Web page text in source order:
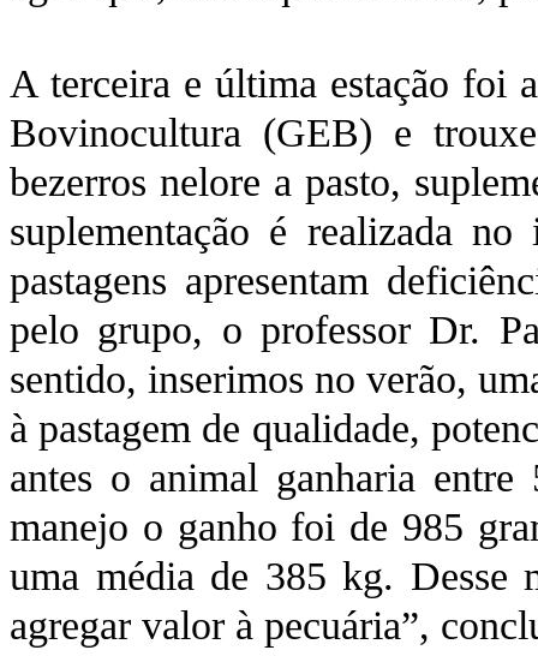
A terceira e última estação foi
Bovinocultura (GEB) e
bezerros nelore a pasto,
suplementação é realizada
pastagens apresentam
pelo grupo, o professor Dr.
sentido, inserimos no verão,
à pastagem de qualidade,
antes o animal ganharia
manejo o ganho foi de 985
uma média de 385 kg. Desse
agregar valor à pecuária”,